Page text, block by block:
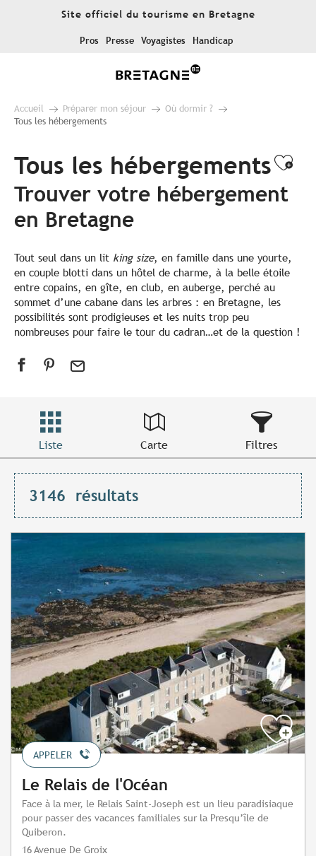
Site officiel du tourisme en Bretagne
Pros Presse Voyagistes Handicap
Accueil Préparer mon séjour
Où dormir ?
Tous les hébergements
Tous les hébergements
Trouver votre hébergement
en Bretagne
Tout seul dans un lit king size, en famille dans une yourte,
en couple blotti dans un hôtel de charme, à la belle étoile
entre copains, en gîte, en club, en auberge, perché au
sommet d’une cabane dans les arbres : en Bretagne, les
possibilités sont prodigieuses et les nuits trop peu
nombreuses pour faire le tour du cadran…et de la question !
Liste Carte Filtres
3146 résultats
APPELER
Le Relais de l'Océan
Face à la mer, le Relais Saint-Joseph est un lieu paradisiaque
pour passer des vacances familiales sur la Presqu’île de
Quiberon.
16 Avenue De Groix